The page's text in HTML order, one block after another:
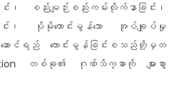
း၊ စည်းမျဉ်းစည်းကမ်းလိုက်နာခြင်း၊
င်း၊ ပိုမိုကောင်းမွန်သော အုပ်ချုပ်မှု
င်ရည် ကောင်းမွန်ခြင်းစသည်တို့မှတ
တစ်ခု၏ ဂုဏ်သိက္ခာကို များစွာ